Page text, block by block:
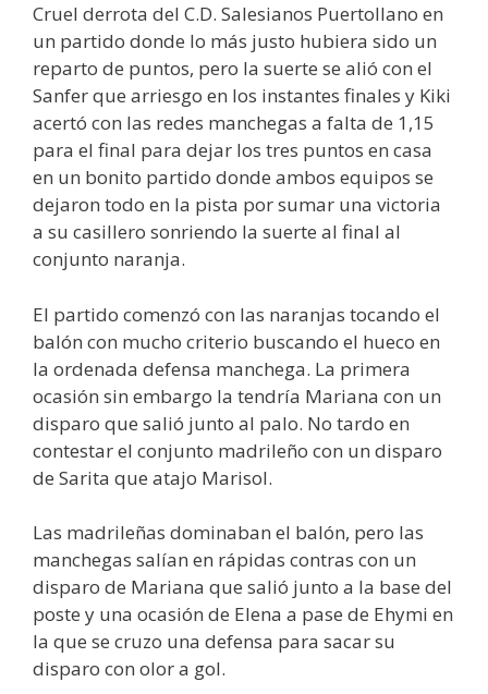
Cruel derrota del C.D. Salesianos Puertollano en
un partido donde lo más justo hubiera sido un
reparto de puntos, pero la suerte se alió con el
Sanfer que arriesgo en los instantes finales y Kiki
acertó con las redes manchegas a falta de 1,15
para el final para dejar los tres puntos en casa
en un bonito partido donde ambos equipos se
dejaron todo en la pista por sumar una victoria
a su casillero sonriendo la suerte al final al
conjunto naranja.
El partido comenzó con las naranjas tocando el
balón con mucho criterio buscando el hueco en
la ordenada defensa manchega. La primera
ocasión sin embargo la tendría Mariana con un
disparo que salió junto al palo. No tardo en
contestar el conjunto madrileño con un disparo
de Sarita que atajo Marisol.
Las madrileñas dominaban el balón, pero las
manchegas salían en rápidas contras con un
disparo de Mariana que salió junto a la base del
poste y una ocasión de Elena a pase de Ehymi en
la que se cruzo una defensa para sacar su
disparo con olor a gol.